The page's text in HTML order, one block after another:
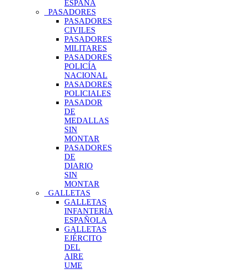
ESPAÑA
PASADORES
PASADORES
CIVILES
PASADORES
MILITARES
PASADORES
POLICÍA
NACIONAL
PASADORES
POLICIALES
PASADOR
DE
MEDALLAS
SIN
MONTAR
PASADORES
DE
DIARIO
SIN
MONTAR
GALLETAS
GALLETAS
INFANTERÍA
ESPAÑOLA
GALLETAS
EJÉRCITO
DEL
AIRE
UME